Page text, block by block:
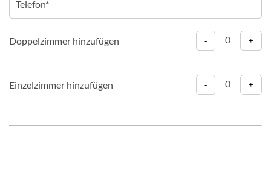
Doppelzimmer hinzufügen - 0 +
Einzelzimmer hinzufügen - 0 +